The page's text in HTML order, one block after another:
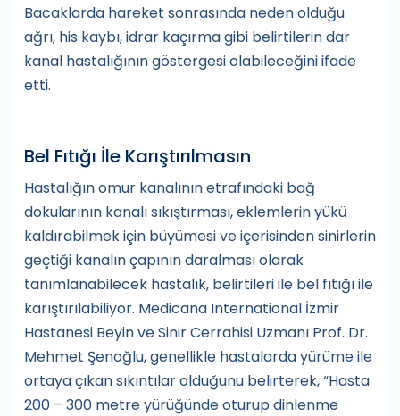
Bacaklarda hareket sonrasında neden olduğu
ağrı, his kaybı, idrar kaçırma gibi belirtilerin dar
kanal hastalığının göstergesi olabileceğini ifade
etti.
Bel Fıtığı İle Karıştırılmasın
Hastalığın omur kanalının etrafındaki bağ
dokularının kanalı sıkıştırması, eklemlerin yükü
kaldırabilmek için büyümesi ve içerisinden sinirlerin
geçtiği kanalın çapının daralması olarak
tanımlanabilecek hastalık, belirtileri ile bel fıtığı ile
karıştırılabiliyor. Medicana International İzmir
Hastanesi Beyin ve Sinir Cerrahisi Uzmanı Prof. Dr.
Mehmet Şenoğlu, genellikle hastalarda yürüme ile
ortaya çıkan sıkıntılar olduğunu belirterek, “Hasta
200 – 300 metre yürüğünde oturup dinlenme